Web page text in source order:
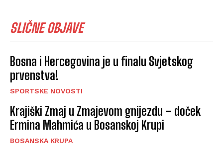
SLIČNE OBJAVE
Bosna i Hercegovina je u finalu Svjetskog
prvenstva!
SPORTSKE NOVOSTI
Krajiški Zmaj u Zmajevom gnijezdu – doček
Ermina Mahmića u Bosanskoj Krupi
BOSANSKA KRUPA